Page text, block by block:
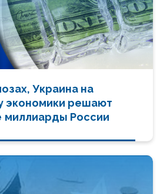
Украина на
экономики решают
России